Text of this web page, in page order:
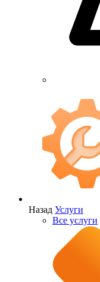
Назад Услуги
Все услуги